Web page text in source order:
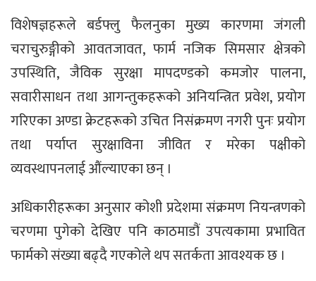
विशेषज्ञहरूले बर्डफ्लु फैलनुका मुख्य कारणमा जंगली
चराचुरुङ्गीको आवतजावत, फार्म नजिक सिमसार क्षेत्रको
उपस्थिति, जैविक सुरक्षा मापदण्डको कमजोर पालना,
सवारीसाधन तथा आगन्तुकहरूको अनियन्त्रित प्रवेश, प्रयोग
गरिएका अण्डा क्रेटहरूको उचित निसंक्रमण नगरी पुनः प्रयोग
तथा पर्याप्त सुरक्षाविना जीवित र मरेका पक्षीको
व्यवस्थापनलाई औंल्याएका छन् ।
अधिकारीहरूका अनुसार कोशी प्रदेशमा संक्रमण नियन्त्रणको
चरणमा पुगेको देखिए पनि काठमाडौं उपत्यकामा प्रभावित
फार्मको संख्या बढ्दै गएकोले थप सतर्कता आवश्यक छ ।